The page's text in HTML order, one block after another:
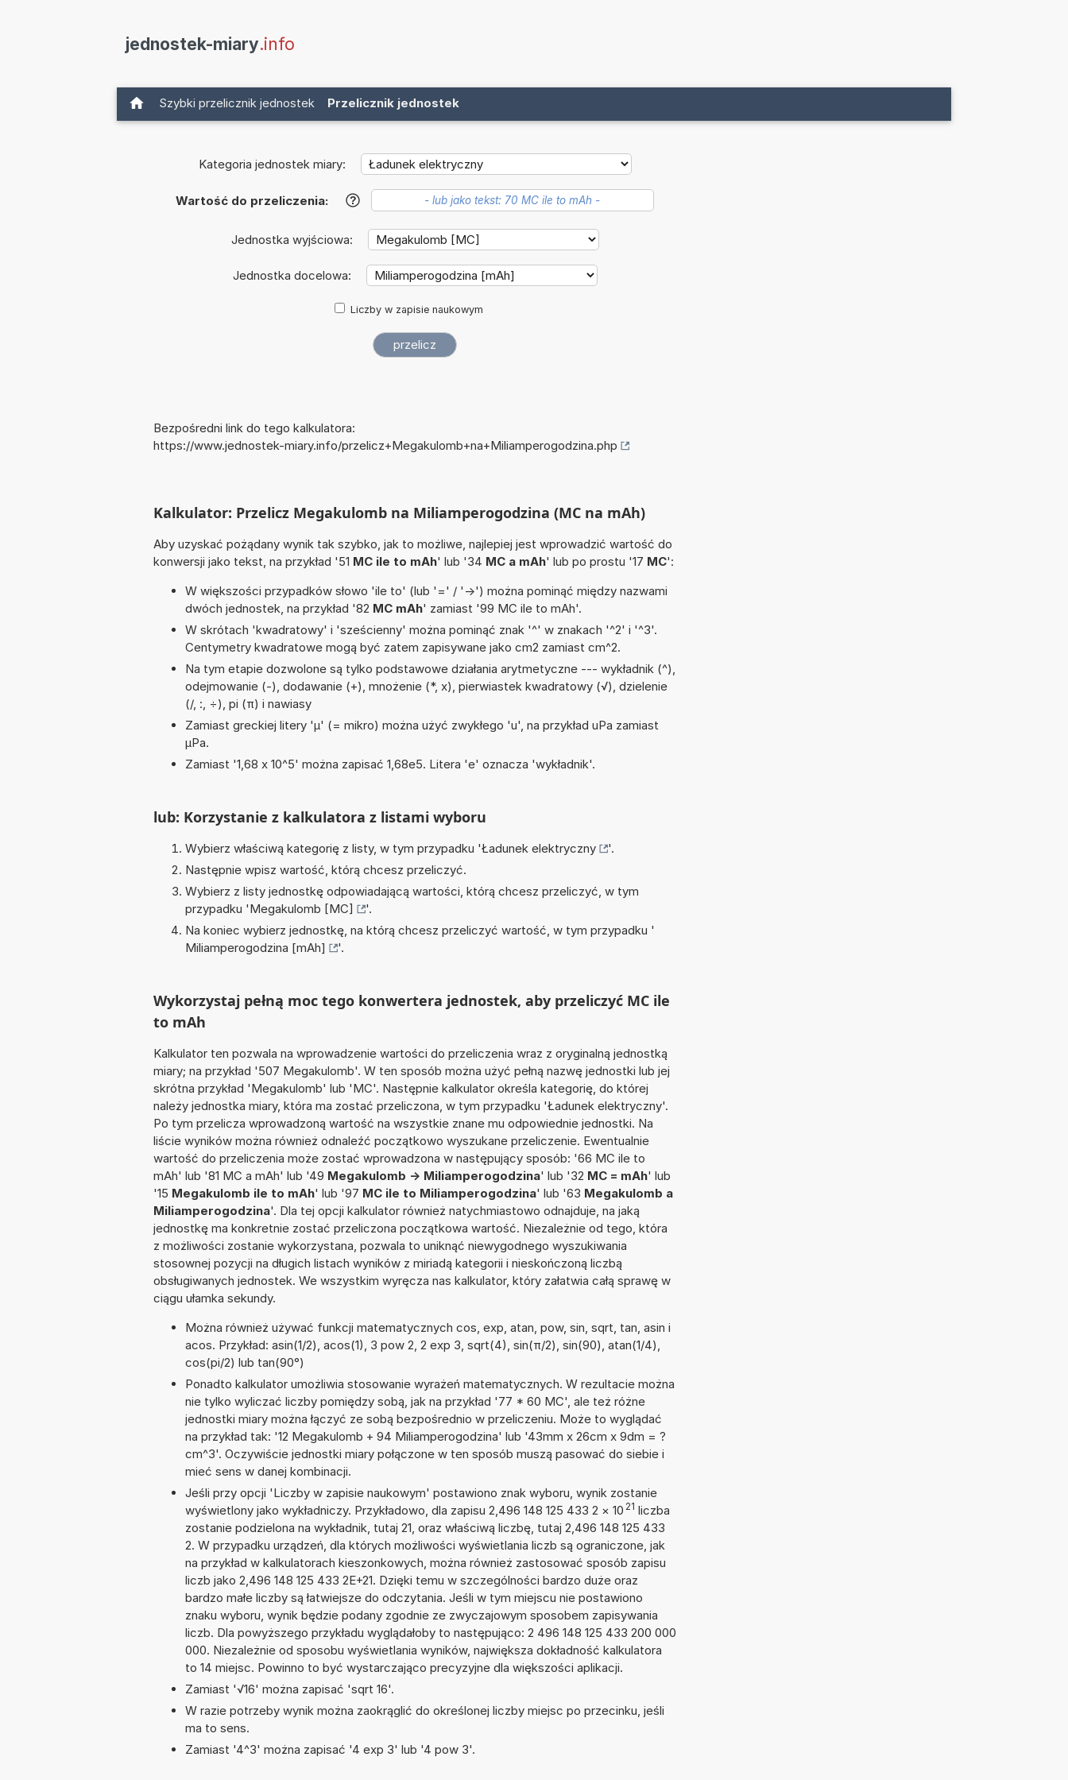
jednostek-miary.info
Szybki przelicznik jednostek Przelicznik jednostek
Kategoria jednostek miary:
Wartość do przeliczenia: ?
Jednostka wyjściowa:
Jednostka docelowa:
Liczby w zapisie naukowym
Bezpośredni link do tego kalkulatora:
https://www.jednostek-miary.info/przelicz+Megakulomb+na+Miliamperogodzina.php
Kalkulator: Przelicz Megakulomb na Miliamperogodzina (MC na mAh)
Aby uzyskać pożądany wynik tak szybko, jak to możliwe, najlepiej jest wprowadzić wartość do
konwersji jako tekst, na przykład '51 MC ile to mAh' lub '34 MC a mAh' lub po prostu '17 MC':
W większości przypadków słowo 'ile to' (lub '=' / '->') można pominąć między nazwami
dwóch jednostek, na przykład '82 MC mAh' zamiast '99 MC ile to mAh'.
W skrótach 'kwadratowy' i 'sześcienny' można pominąć znak '^' w znakach '^2' i '^3'.
Centymetry kwadratowe mogą być zatem zapisywane jako cm2 zamiast cm^2.
Na tym etapie dozwolone są tylko podstawowe działania arytmetyczne --- wykładnik (^),
odejmowanie (-), dodawanie (+), mnożenie (*, x), pierwiastek kwadratowy (√), dzielenie
(/, :, ÷), pi (π) i nawiasy
Zamiast greckiej litery 'µ' (= mikro) można użyć zwykłego 'u', na przykład uPa zamiast
µPa.
Zamiast '1,68 x 10^5' można zapisać 1,68e5. Litera 'e' oznacza 'wykładnik'.
lub: Korzystanie z kalkulatora z listami wyboru
Wybierz właściwą kategorię z listy, w tym przypadku 'Ładunek elektryczny
'.
Następnie wpisz wartość, którą chcesz przeliczyć.
Wybierz z listy jednostkę odpowiadającą wartości, którą chcesz przeliczyć, w tym
przypadku 'Megakulomb [MC]
'.
Na koniec wybierz jednostkę, na którą chcesz przeliczyć wartość, w tym przypadku '
Miliamperogodzina [mAh]
'.
Wykorzystaj pełną moc tego konwertera jednostek, aby przeliczyć MC ile
to mAh
Kalkulator ten pozwala na wprowadzenie wartości do przeliczenia wraz z oryginalną jednostką
miary; na przykład '507 Megakulomb'. W ten sposób można użyć pełną nazwę jednostki lub jej
skrótna przykład 'Megakulomb' lub 'MC'. Następnie kalkulator określa kategorię, do której
należy jednostka miary, która ma zostać przeliczona, w tym przypadku 'Ładunek elektryczny'.
Po tym przelicza wprowadzoną wartość na wszystkie znane mu odpowiednie jednostki. Na
liście wyników można również odnaleźć początkowo wyszukane przeliczenie. Ewentualnie
wartość do przeliczenia może zostać wprowadzona w następujący sposób: '66 MC ile to
mAh' lub '81 MC a mAh' lub '49 Megakulomb -> Miliamperogodzina' lub '32 MC = mAh' lub
'15 Megakulomb ile to mAh' lub '97 MC ile to Miliamperogodzina' lub '63 Megakulomb a
Miliamperogodzina'. Dla tej opcji kalkulator również natychmiastowo odnajduje, na jaką
jednostkę ma konkretnie zostać przeliczona początkowa wartość. Niezależnie od tego, która
z możliwości zostanie wykorzystana, pozwala to uniknąć niewygodnego wyszukiwania
stosownej pozycji na długich listach wyników z miriadą kategorii i nieskończoną liczbą
obsługiwanych jednostek. We wszystkim wyręcza nas kalkulator, który załatwia całą sprawę w
ciągu ułamka sekundy.
Można również używać funkcji matematycznych cos, exp, atan, pow, sin, sqrt, tan, asin i
acos. Przykład: asin(1/2), acos(1), 3 pow 2, 2 exp 3, sqrt(4), sin(π/2), sin(90), atan(1/4),
cos(pi/2) lub tan(90°)
Ponadto kalkulator umożliwia stosowanie wyrażeń matematycznych. W rezultacie można
nie tylko wyliczać liczby pomiędzy sobą, jak na przykład '77 * 60 MC', ale też różne
jednostki miary można łączyć ze sobą bezpośrednio w przeliczeniu. Może to wyglądać
na przykład tak: '12 Megakulomb + 94 Miliamperogodzina' lub '43mm x 26cm x 9dm = ?
cm^3'. Oczywiście jednostki miary połączone w ten sposób muszą pasować do siebie i
mieć sens w danej kombinacji.
Jeśli przy opcji 'Liczby w zapisie naukowym' postawiono znak wyboru, wynik zostanie
wyświetlony jako wykładniczy. Przykładowo, dla zapisu 2,496 148 125 433 2 × 10 21 liczba
zostanie podzielona na wykładnik, tutaj 21, oraz właściwą liczbę, tutaj 2,496 148 125 433
2. W przypadku urządzeń, dla których możliwości wyświetlania liczb są ograniczone, jak
na przykład w kalkulatorach kieszonkowych, można również zastosować sposób zapisu
liczb jako 2,496 148 125 433 2E+21. Dzięki temu w szczególności bardzo duże oraz
bardzo małe liczby są łatwiejsze do odczytania. Jeśli w tym miejscu nie postawiono
znaku wyboru, wynik będzie podany zgodnie ze zwyczajowym sposobem zapisywania
liczb. Dla powyższego przykładu wyglądałoby to następująco: 2 496 148 125 433 200 000
000. Niezależnie od sposobu wyświetlania wyników, największa dokładność kalkulatora
to 14 miejsc. Powinno to być wystarczająco precyzyjne dla większości aplikacji.
Zamiast '√16' można zapisać 'sqrt 16'.
W razie potrzeby wynik można zaokrąglić do określonej liczby miejsc po przecinku, jeśli
ma to sens.
Zamiast '4^3' można zapisać '4 exp 3' lub '4 pow 3'.